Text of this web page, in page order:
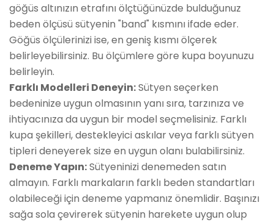
göğüs altınızın etrafını ölçtüğünüzde bulduğunuz
beden ölçüsü sütyenin "band" kısmını ifade eder.
Göğüs ölçülerinizi ise, en geniş kısmı ölçerek
belirleyebilirsiniz. Bu ölçümlere göre kupa boyunuzu
belirleyin.
Farklı Modelleri Deneyin:Sütyen seçerken
bedeninize uygun olmasının yanı sıra, tarzınıza ve
ihtiyacınıza da uygun bir model seçmelisiniz. Farklı
kupa şekilleri, destekleyici askılar veya farklı sütyen
tipleri deneyerek size en uygun olanı bulabilirsiniz.
Deneme Yapın:Sütyeninizi denemeden satın
almayın. Farklı markaların farklı beden standartları
olabileceği için deneme yapmanız önemlidir. Başınızı
sağa sola çevirerek sütyenin harekete uygun olup